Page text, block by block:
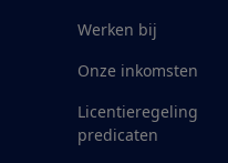
Werken bij
Onze inkomsten
Licentieregeling
predicaten